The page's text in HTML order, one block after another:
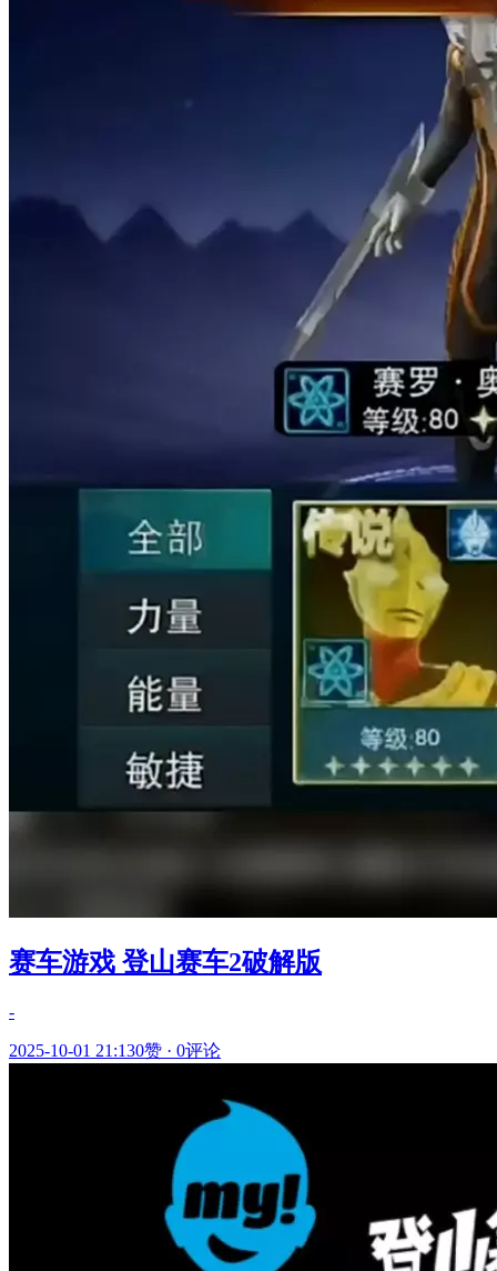
赛车游戏 登山赛车2破解版
-
2025-10-01 21:130赞 · 0评论